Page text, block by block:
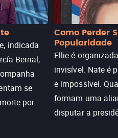
indicada
Bernal,
se
por
Como Perder
Popularidade
Ellie é
invisível. Nate é
e impossível.
formam uma
disputar a